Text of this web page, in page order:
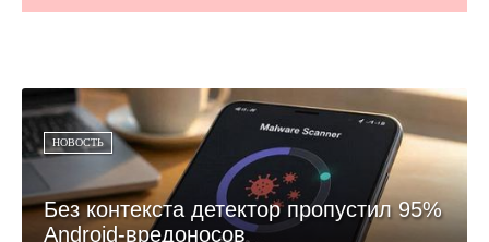
НОВОСТЬ
Без контекста детектор пропустил 95%
Android-вредоносов